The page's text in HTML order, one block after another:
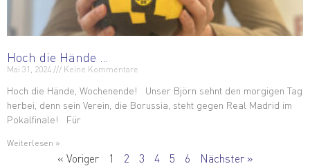
Hoch die Hände …
Mai 31, 2024 Keine Kommentare
Hoch die Hände, Wochenende! Unser Björn sehnt den morgigen Tag
herbei, denn sein Verein, die Borussia, steht gegen Real Madrid im
Pokalfinale! Für
Weiterlesen »
« Voriger 1 2 3 4 5 6 Nächster »